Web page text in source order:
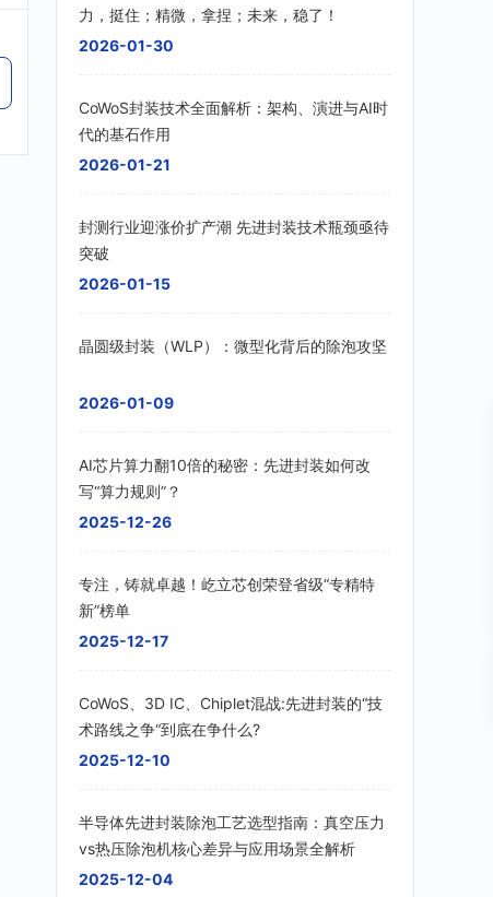
力，挺住；精微，拿捏；未来，稳了！
2026-01-30
CoWoS封装技术全面解析：架构、演进与AI时
代的基石作用
2026-01-21
封测行业迎涨价扩产潮 先进封装技术瓶颈亟待
突破
2026-01-15
晶圆级封装（WLP）：微型化背后的除泡攻坚
2026-01-09
AI芯片算力翻10倍的秘密：先进封装如何改
写“算力规则”？
2025-12-26
专注，铸就卓越！屹立芯创荣登省级“专精特
新”榜单
2025-12-17
CoWoS、3D IC、Chiplet混战:先进封装的“技
术路线之争“到底在争什么?
2025-12-10
半导体先进封装除泡工艺选型指南：真空压力
vs热压除泡机核心差异与应用场景全解析
2025-12-04